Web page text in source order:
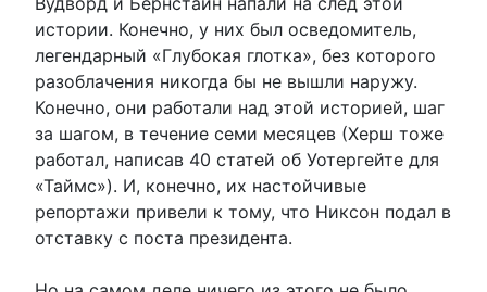
истории. Конечно, у них был осведомитель,
легендарный «Глубокая глотка», без которого
разоблачения никогда бы не вышли наружу.
Конечно, они работали над этой историей, шаг
за шагом, в течение семи месяцев (Херш тоже
работал, написав 40 статей об Уотергейте для
«Таймс»). И, конечно, их настойчивые
репортажи привели к тому, что Никсон подал в
отставку с поста президента.